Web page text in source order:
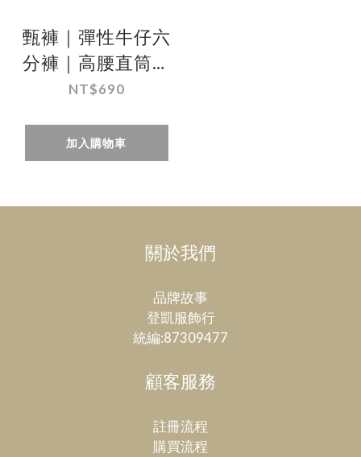
甄褲｜彈性牛仔六
分褲｜高腰直筒・
台灣製造（32~41
NT$690
加入購物車
關於我們
品牌故事
登凱服飾行
統編:87309477
顧客服務
註冊流程
購買流程